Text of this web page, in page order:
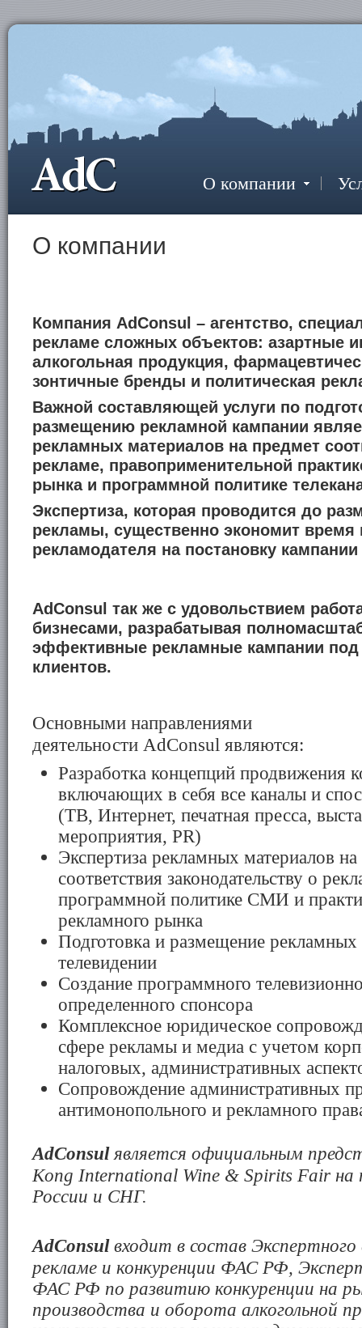
О компании
О компании
Компания AdConsul – агентство,
рекламе сложных объектов: азартные
алкогольная продукция,
зонтичные бренды и политическая
Важной составляющей услуги по
размещению рекламной кампании
рекламных материалов на предмет
рекламе, правоприменительной
рынка и программной политике
Экспертиза, которая проводится до
рекламы, существенно экономит время
рекламодателя на постановку
AdConsul так же с удовольствием
бизнесами, разрабатывая
эффективные рекламные кампании под
клиентов.
Основными направлениями
деятельности AdConsul являются:
Разработка концепций продвижения
включающих в себя все каналы и
(ТВ, Интернет, печатная пресса,
мероприятия, PR)
Экспертиза рекламных материалов
соответствия законодательству о
программной политике СМИ и
рекламного рынка
Подготовка и размещение
телевидении
Создание программного
определенного спонсора
Комплексное юридическое
сфере рекламы и медиа с учетом
налоговых, административных
Сопровождение административных
антимонопольного и рекламного
AdConsul является официальным
Kong International Wine & Spirits Fair на
России и СНГ.
AdConsul входит в состав Экспертного
рекламе и конкуренции ФАС РФ,
ФАС РФ по развитию конкуренции на
производства и оборота алкогольной